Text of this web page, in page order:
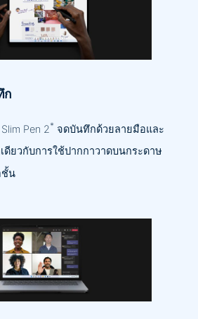
ก
Pen 2* จดบันทึกด้วยลายมือและ
ดียวกับการใช้ปากกาวาดบนกระดาษ
ชั้น